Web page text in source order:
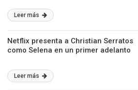
Leer más
Netflix presenta a Christian Serratos
como Selena en un primer adelanto
Leer más